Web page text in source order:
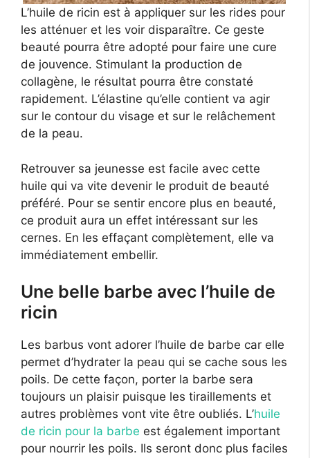
L’huile de ricin est à appliquer sur les rides pour
les atténuer et les voir disparaître. Ce geste
beauté pourra être adopté pour faire une cure
de jouvence. Stimulant la production de
collagène, le résultat pourra être constaté
rapidement. L’élastine qu’elle contient va agir
sur le contour du visage et sur le relâchement
de la peau.
Retrouver sa jeunesse est facile avec cette
huile qui va vite devenir le produit de beauté
préféré. Pour se sentir encore plus en beauté,
ce produit aura un effet intéressant sur les
cernes. En les effaçant complètement, elle va
immédiatement embellir.
Une belle barbe avec l’huile de
ricin
Les barbus vont adorer l’huile de barbe car elle
permet d’hydrater la peau qui se cache sous les
poils. De cette façon, porter la barbe sera
toujours un plaisir puisque les tiraillements et
autres problèmes vont vite être oubliés. L’huile
de ricin pour la barbe est également important
pour nourrir les poils. Ils seront donc plus faciles